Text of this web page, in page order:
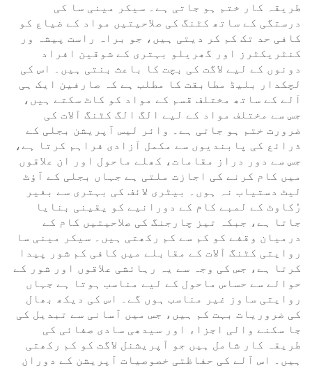
طریقہ کار ختم ہو جاتی ہے۔ سیکر مینی سا کی
درستگی کے ساتھ کٹنگ کی صلاحیتیں مواد کے ضیاع کو
کافی حد تک کم کر دیتی ہیں، جو براہ راست پیشہ ور
کنٹریکٹرز اور گھریلو بہتری کے شوقین افراد
دونوں کے لیے لاگت کی بچت کا باعث بنتی ہیں۔ اس کی
لچکدار بلیڈ مطابقت کا مطلب ہے کہ صارفین ایک ہی
آلے کے ساتھ مختلف قسم کے مواد کو کاٹ سکتے ہیں،
جس سے مختلف مواد کے لیے الگ الگ کٹنگ آلات کی
ضرورت ختم ہو جاتی ہے۔ وائر لیس آپریشن بجلی کے
ذرائع کی پابندیوں سے مکمل آزادی فراہم کرتا ہے،
جس سے دور دراز مقامات، کھلے ماحول اور ان علاقوں
میں کام کرنے کی اجازت ملتی ہے جہاں بجلی کے آؤٹ
لیٹ دستیاب نہ ہوں۔ بیٹری لائف کی بہتری سے بغیر
رُکاوٹ کے لمبے کام کے دورانیے کو یقینی بنایا
جاتا ہے، جبکہ تیز چارجنگ کی صلاحیتیں کام کے
درمیان وقفے کو کم سے کم رکھتی ہیں۔ سیکر مینی سا
روایتی کٹنگ آلات کے مقابلے میں کافی کم شور پیدا
کرتا ہے، جس کی وجہ سے یہ رہائشی علاقوں اور شور کے
حوالے سے حساس ماحول کے لیے مناسب ہوتا ہے جہاں
روایتی ساوز غیر مناسب ہوں گے۔ اس کی دیکھ بھال
کی ضروریات بہت کم ہیں، جس میں آسانی سے تبدیل کی
جا سکنے والی اجزاء اور سیدھی سادی صفائی کی
طریقہ کار شامل ہیں جو آپریشنل لاگت کو کم رکھتی
ہیں۔ اس آلے کی حفاظتی خصوصیات آپریشن کے دوران